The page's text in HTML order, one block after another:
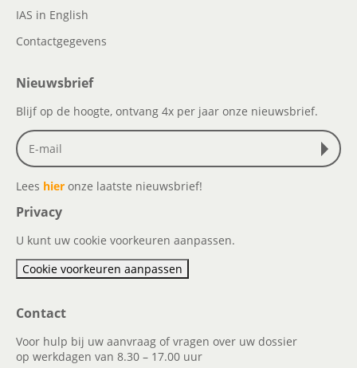
IAS in English
Contactgegevens
Nieuwsbrief
Blijf op de hoogte, ontvang 4x per jaar onze nieuwsbrief.
Lees hier onze laatste nieuwsbrief!
Privacy
U kunt uw cookie voorkeuren aanpassen.
Cookie voorkeuren aanpassen
Contact
Voor hulp bij uw aanvraag of vragen over uw dossier
op werkdagen van 8.30 – 17.00 uur